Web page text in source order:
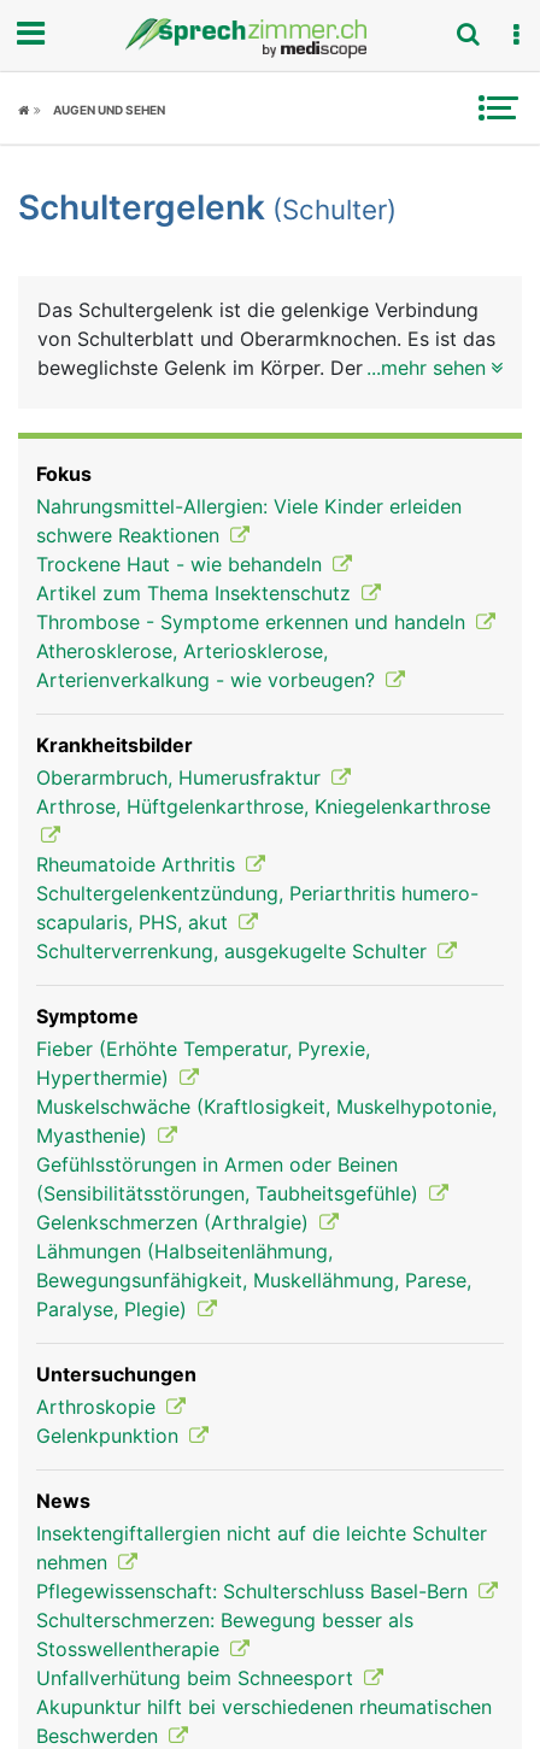
Fokus
Symptome
News
Rubriken
AUGEN UND SEHEN
Schultergelenk (Schulter)
Das Schultergelenk ist die gelenkige Verbindung
von Schulterblatt und Oberarmknochen. Es ist das
beweglichste Gelenk im Körper. Der besonders
der flachen Gelenkpfanne des Schulterblattes
bewegt. Damit die Knochen nicht aufeinander
reiben, sind sie mit Gelenkknorpel bezogen und in
Gelenkschmiere eingebettet. Um das sehr
bewegliche Schultergelenk stabil zu halten, wird
es von einer komplexen Struktur aus
Gelenkkapsel, Schleimbeuteln, Bändern sowie vier
kleinere Muskeln und deren Sehnen (sogenannte
Rotatorenmanschette) und dem grossen
Schultermuskel (Deltoideus) umgeben. Die
Bewegung des Armes wird durch das
Zusammenspiel von Gelenk, Bändern und Muskeln
ermöglicht.
Frau
Schultergelenk
...mehr sehen
Fokus
Nahrungsmittel-Allergien: Viele Kinder erleiden
schwere Reaktionen
Trockene Haut - wie behandeln
Artikel zum Thema Insektenschutz
Thrombose - Symptome erkennen und handeln
Atherosklerose, Arteriosklerose,
Arterienverkalkung - wie vorbeugen?
Krankheitsbilder
Oberarmbruch, Humerusfraktur
Arthrose, Hüftgelenkarthrose, Kniegelenkarthrose
Rheumatoide Arthritis
Schultergelenkentzündung, Periarthritis humero-
scapularis, PHS, akut
Schulterverrenkung, ausgekugelte Schulter
Symptome
Fieber (Erhöhte Temperatur, Pyrexie,
Hyperthermie)
Muskelschwäche (Kraftlosigkeit, Muskelhypotonie,
Myasthenie)
Gefühlsstörungen in Armen oder Beinen
(Sensibilitätsstörungen, Taubheitsgefühle)
Gelenkschmerzen (Arthralgie)
Lähmungen (Halbseitenlähmung,
Bewegungsunfähigkeit, Muskellähmung, Parese,
Paralyse, Plegie)
Untersuchungen
Arthroskopie
Gelenkpunktion
News
Insektengiftallergien nicht auf die leichte Schulter
nehmen
Pflegewissenschaft: Schulterschluss Basel-Bern
Schulterschmerzen: Bewegung besser als
Stosswellentherapie
Unfallverhütung beim Schneesport
Akupunktur hilft bei verschiedenen rheumatischen
Beschwerden